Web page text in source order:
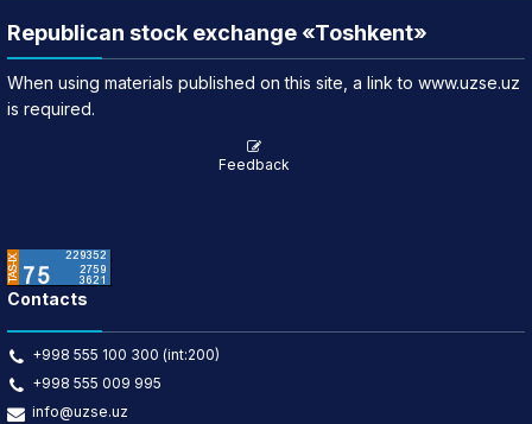
Republican stock exchange «Toshkent»
When using materials published on this site, a link to www.uzse.uz
is required.
Feedback
Contacts
+998 555 100 300 (int:200)
+998 555 009 995
info@uzse.uz